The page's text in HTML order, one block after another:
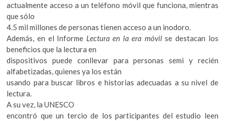
actualmente acceso a un teléfono móvil que funciona, mientras
que sólo
4.5 mil millones de personas tienen acceso a un inodoro.
Además, en el Informe Lectura en la era móvilse destacan los
beneficios que la lectura en
dispositivos puede conllevar para personas semi y recién
alfabetizadas, quienes ya los están
usando para buscar libros e historias adecuadas a su nivel de
lectura.
A su vez, la UNESCO
encontró que un tercio de los participantes del estudio leen